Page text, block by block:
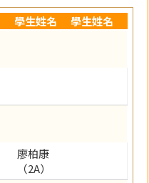
學生姓名
學生姓名
廖柏康
（2A）